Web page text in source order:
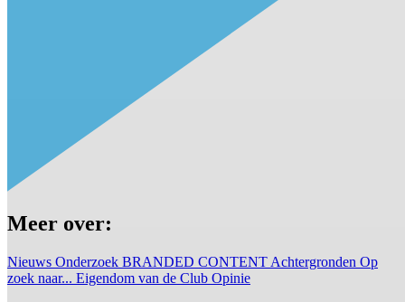
Meer over:
Nieuws Onderzoek BRANDED CONTENT Achtergronden Op
zoek naar... Eigendom van de Club Opinie